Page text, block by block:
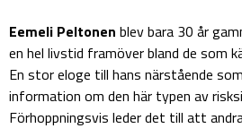
Eemeli Peltonen blev bara 30 år
en hel livstid framöver bland de som
En stor eloge till hans närstående
information om den här typen av
Förhoppningsvis leder det till att